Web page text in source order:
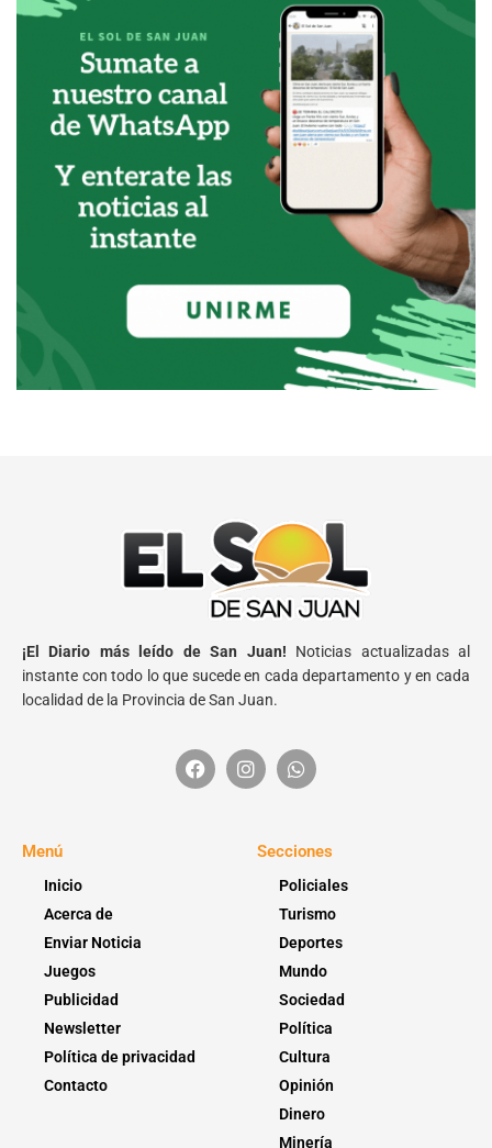
¡El Diario más leído de San Juan! Noticias actualizadas al
instante con todo lo que sucede en cada departamento y en cada
localidad de la Provincia de San Juan.
Menú
Inicio
Acerca de
Enviar Noticia
Juegos
Publicidad
Newsletter
Política de privacidad
Contacto
Secciones
Policiales
Turismo
Deportes
Mundo
Sociedad
Política
Cultura
Opinión
Dinero
Minería